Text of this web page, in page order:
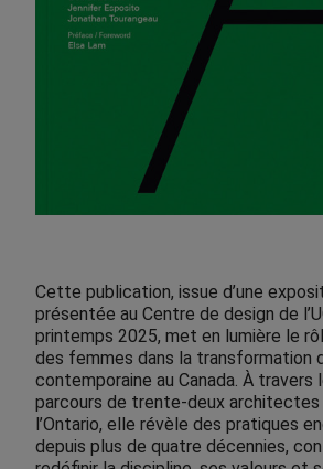
Cette publication, issue d’une
présentée au Centre de design de
printemps 2025, met en lumière le
des femmes dans la transformation
contemporaine au Canada. À
parcours de trente-deux architectes
l’Ontario, elle révèle des pratiques
depuis plus de quatre décennies,